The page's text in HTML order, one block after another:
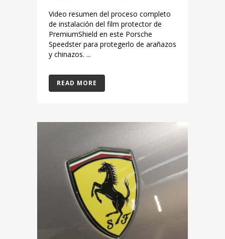
Video resumen del proceso completo
de instalación del film protector de
PremiumShield en este Porsche
Speedster para protegerlo de arañazos
y chinazos. ...
READ MORE